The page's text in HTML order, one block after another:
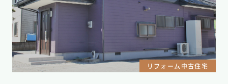
リフォーム中古住宅